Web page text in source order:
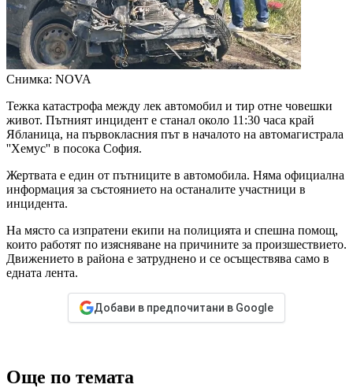
Снимка: NOVA
Тежка катастрофа между лек автомобил и тир отне човешки
живот. Пътният инцидент е станал около 11:30 часа край
Ябланица, на първокласния път в началото на автомагистрала
''Хемус'' в посока София.
Жертвата е един от пътниците в автомобила. Няма официална
информация за състоянието на останалите участници в
инцидента.
На място са изпратени екипи на полицията и спешна помощ,
които работят по изясняване на причините за произшествието.
Движението в района е затруднено и се осъществява само в
едната лента.
Добави в предпочитани в Google
Още по темата